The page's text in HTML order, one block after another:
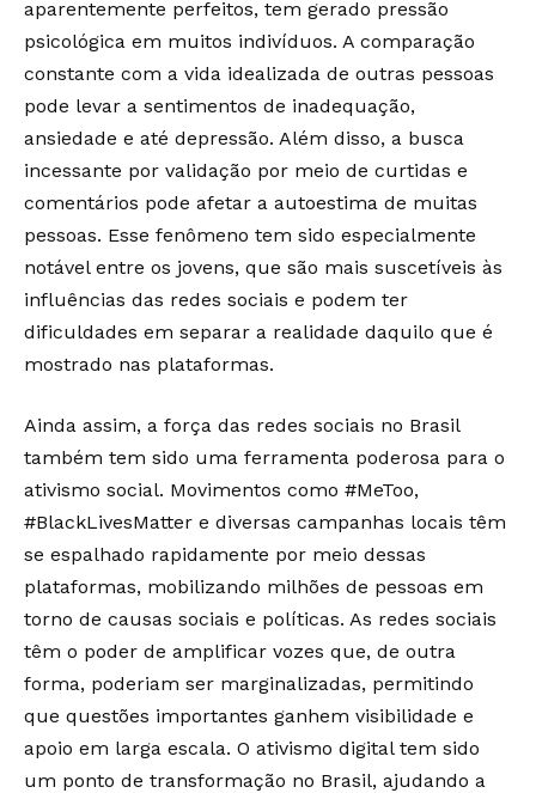
aparentemente perfeitos, tem gerado pressão
psicológica em muitos indivíduos. A comparação
constante com a vida idealizada de outras pessoas
pode levar a sentimentos de inadequação,
ansiedade e até depressão. Além disso, a busca
incessante por validação por meio de curtidas e
comentários pode afetar a autoestima de muitas
pessoas. Esse fenômeno tem sido especialmente
notável entre os jovens, que são mais suscetíveis às
influências das redes sociais e podem ter
dificuldades em separar a realidade daquilo que é
mostrado nas plataformas.
Ainda assim, a força das redes sociais no Brasil
também tem sido uma ferramenta poderosa para o
ativismo social. Movimentos como #MeToo,
#BlackLivesMatter e diversas campanhas locais têm
se espalhado rapidamente por meio dessas
plataformas, mobilizando milhões de pessoas em
torno de causas sociais e políticas. As redes sociais
têm o poder de amplificar vozes que, de outra
forma, poderiam ser marginalizadas, permitindo
que questões importantes ganhem visibilidade e
apoio em larga escala. O ativismo digital tem sido
um ponto de transformação no Brasil, ajudando a